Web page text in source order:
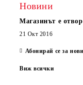
Новини
Магазинът е
21 Окт 2016
Абонирай се за
Виж всички